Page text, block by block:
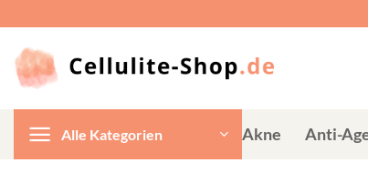
springen
Alle Kategorien Akne Anti-